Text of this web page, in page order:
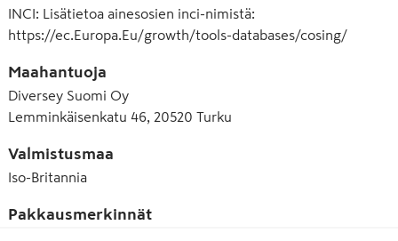
INCI: Lisätietoa ainesosien inci-nimistä:
https://ec.Europa.Eu/growth/tools-databases/cosing/
Maahantuoja
Diversey Suomi Oy
Lemminkäisenkatu 46, 20520 Turku
Valmistusmaa
Iso-Britannia
Pakkausmerkinnät